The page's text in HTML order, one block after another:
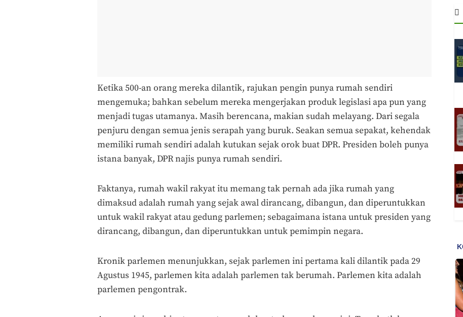
Ketika 500-an orang mereka dilantik, rajukan pengin punya rumah sendiri
mengemuka; bahkan sebelum mereka mengerjakan produk legislasi apa pun yang
menjadi tugas utamanya. Masih berencana, makian sudah melayang. Dari segala
penjuru dengan semua jenis serapah yang buruk. Seakan semua sepakat, kehendak
memiliki rumah sendiri adalah kutukan sejak orok buat DPR. Presiden boleh punya
istana banyak, DPR najis punya rumah sendiri.
Faktanya, rumah wakil rakyat itu memang tak pernah ada jika rumah yang
dimaksud adalah rumah yang sejak awal dirancang, dibangun, dan diperuntukkan
untuk wakil rakyat atau gedung parlemen; sebagaimana istana untuk presiden yang
dirancang, dibangun, dan diperuntukkan untuk pemimpin negara.
Kronik parlemen menunjukkan, sejak parlemen ini pertama kali dilantik pada 29
Agustus 1945, parlemen kita adalah parlemen tak berumah. Parlemen kita adalah
parlemen pengontrak.